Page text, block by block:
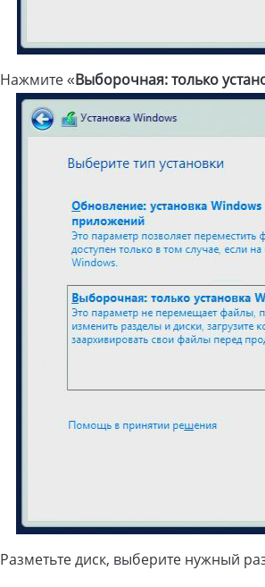
Нажмите «Выборочная: только
Разметьте диск, выберите нужный